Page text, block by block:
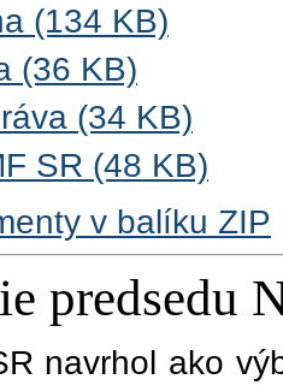
(134 KB)
(36 KB)
(34 KB)
SR (48 KB)
v balíku ZIP
predsedu
navrhol ako